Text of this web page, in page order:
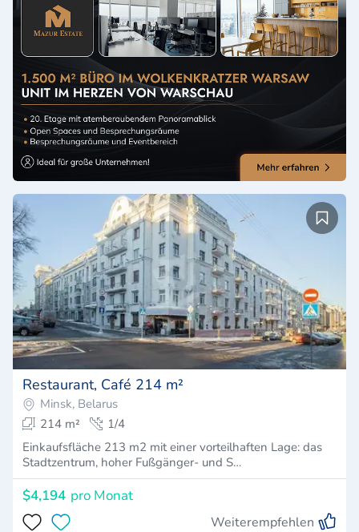
Restaurant, Café 214 m²
Minsk, Belarus
214 m²
1/4
Einkaufsfläche 213 m2 mit einer vorteilhaften Lage: das
Stadtzentrum, hoher Fußgänger- und S…
$4,194 pro Monat
Weiterempfehlen